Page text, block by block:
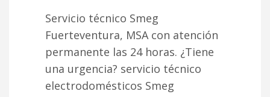
Servicio técnico Smeg
Fuerteventura, MSA con atención
permanente las 24 horas. ¿Tiene
una urgencia? servicio técnico
electrodomésticos Smeg